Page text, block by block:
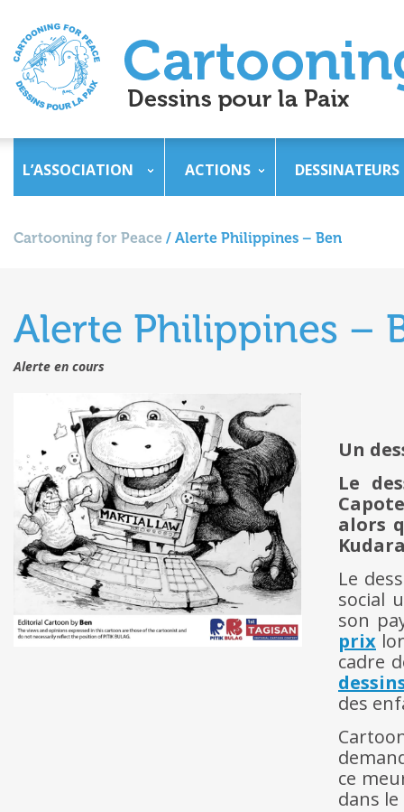
L’ASSOCIATION ACTIONS DESSINATEURS
Cartooning for Peace / Alerte Philippines – Ben
Alerte Philippines –
Alerte en cours
Un
Le
alors
Le
social
son
prix
cadre
des
ce
dans le